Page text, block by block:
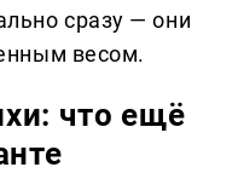
сразу — они
весом.
что ещё